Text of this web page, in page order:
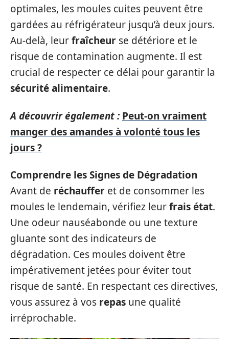
optimales, les moules cuites peuvent être
gardées au réfrigérateur jusqu’à deux jours.
Au-delà, leurfraîcheur se détériore et le
risque de contamination augmente. Il est
crucial de respecter ce délai pour garantir la
sécurité alimentaire.
A découvrir également : Peut-on vraiment
manger des amandes à volonté tous les
jours ?
Comprendre les Signes de Dégradation
Avant de réchauffer et de consommer les
moules le lendemain, vérifiez leurfrais état.
Une odeur nauséabonde ou une texture
gluante sont des indicateurs de
dégradation. Ces moules doivent être
impérativement jetées pour éviter tout
risque de santé. En respectant ces directives,
vous assurez à vos repas une qualité
irréprochable.